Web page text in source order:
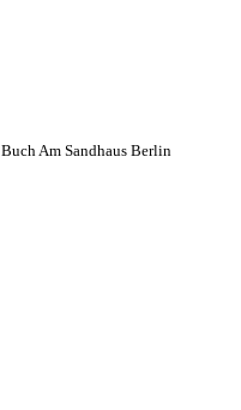
Buch Am Sandhaus Berlin